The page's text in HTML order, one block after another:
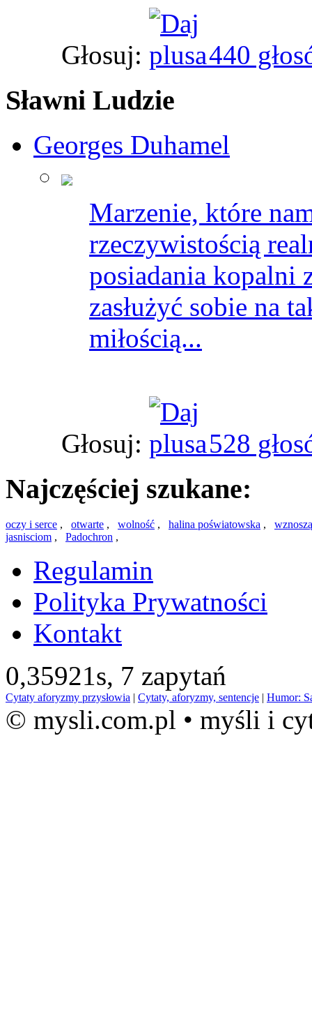
Głosuj: 440
Sławni Ludzie
Georges Duhamel
Marzenie, które
rzeczywistością
posiadania kopalni
zasłużyć sobie na
miłością...
Głosuj: 528
Najczęściej szukane:
oczy i serce , otwarte , wolność , halina poświatowska , wznoszą
jasnisciom , Padochron ,
Regulamin
Polityka Prywatności
Kontakt
0,35921s, 7 zapytań
Cytaty aforyzmy przysłowia | Cytaty, aforyzmy, sentencje | Humor:
© mysli.com.pl • myśli i